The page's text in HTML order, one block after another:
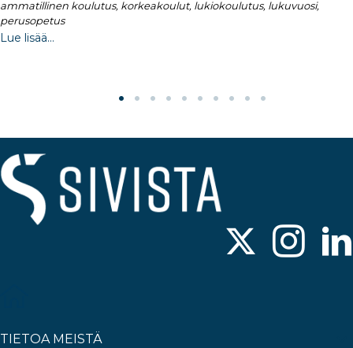
ammatillinen koulutus, korkeakoulut, lukiokoulutus, lukuvuosi,
perusopetus
Lue lisää...
TIETOA MEISTÄ